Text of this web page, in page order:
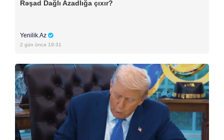
Rəşad Dağlı Azadlığa çıxır?
Yenilik.Az
2 gün öncə 19:31